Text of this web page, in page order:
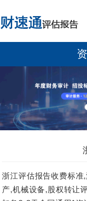
浙江评估报告收费标准
产,机械设备,股权转让